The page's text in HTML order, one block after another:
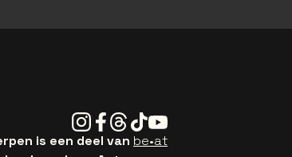
Instagram
Facebook
Threads
TiktokYoutube
is een deel van be•at